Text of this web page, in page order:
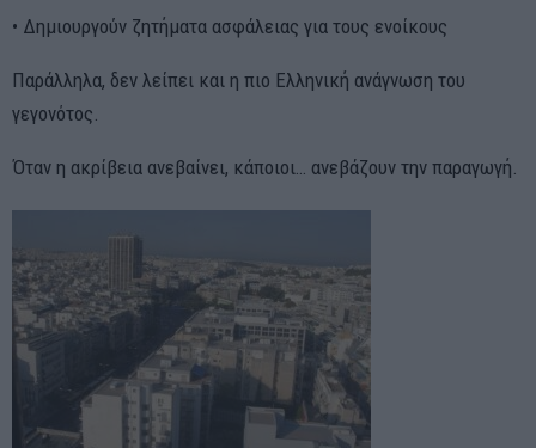
• Δημιουργούν ζητήματα ασφάλειας για τους ενοίκους
Παράλληλα, δεν λείπει και η πιο Ελληνική ανάγνωση του
γεγονότος.
Όταν η ακρίβεια ανεβαίνει, κάποιοι… ανεβάζουν την παραγωγή.